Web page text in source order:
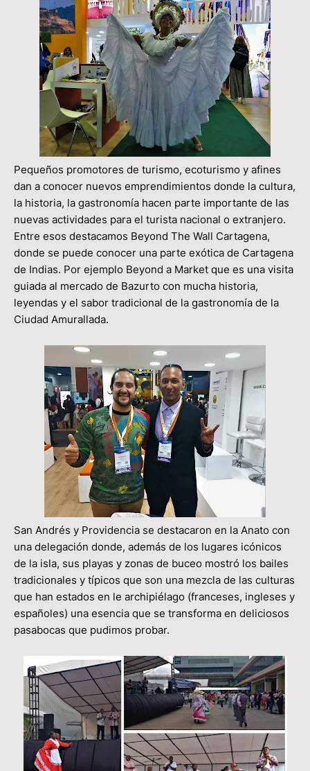
Pequeños promotores de turismo, ecoturismo y afines
dan a conocer nuevos emprendimientos donde la cultura,
la historia, la gastronomía hacen parte importante de las
nuevas actividades para el turista nacional o extranjero.
Entre esos destacamos Beyond The Wall Cartagena,
donde se puede conocer una parte exótica de Cartagena
de Indias. Por ejemplo Beyond a Market que es una visita
guiada al mercado de Bazurto con mucha historia,
leyendas y el sabor tradicional de la gastronomía de la
Ciudad Amurallada.
San Andrés y Providencia se destacaron en la Anato con
una delegación donde, además de los lugares icónicos
de la isla, sus playas y zonas de buceo mostró los bailes
tradicionales y típicos que son una mezcla de las culturas
que han estados en le archipiélago (franceses, ingleses y
españoles) una esencia que se transforma en deliciosos
pasabocas que pudimos probar.